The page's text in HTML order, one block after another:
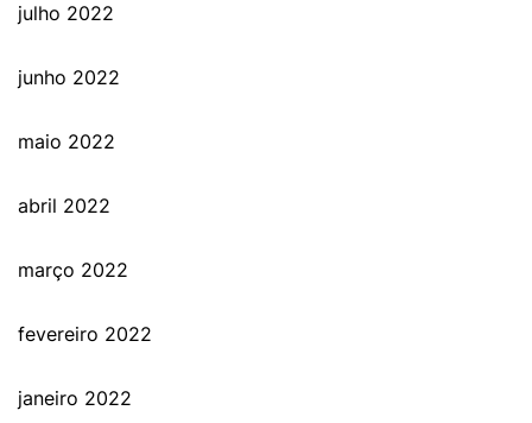
julho 2022
junho 2022
maio 2022
abril 2022
março 2022
fevereiro 2022
janeiro 2022